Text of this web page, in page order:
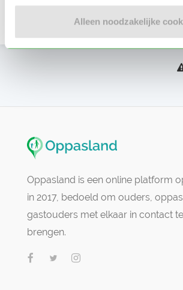
Alleen noodzakelijke
Er zijn nog geen beoordelingen
Oppasland is een online platform
in 2017, bedoeld om ouders,
gastouders met elkaar in contact te
brengen.